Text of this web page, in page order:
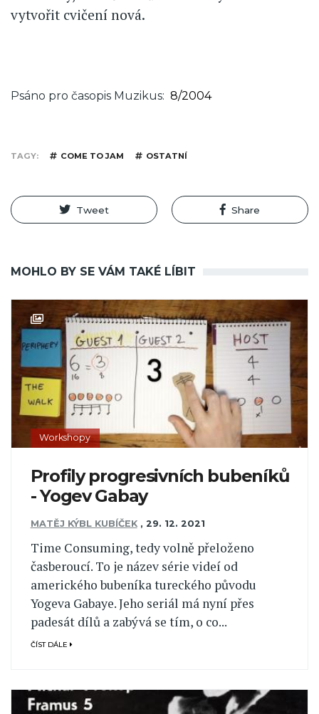
vytvořit cvičení nová.
Psáno pro časopis Muzikus 8/2004
TAGY COME TO JAM OSTATNÍ
Tweet Share
MOHLO BY SE VÁM TAKÉ LÍBIT
Workshopy
Profily progresivních bubeníků
- Yogev Gabay
MATĚJ KÝBL KUBÍČEK , 29. 12. 2021
Time Consuming, tedy volně přeloženo
časberoucí. To je název série videí od
amerického bubeníka tureckého původu
Yogeva Gabaye. Jeho seriál má nyní přes
padesát dílů a zabývá se tím, o co...
ČÍST DÁLE